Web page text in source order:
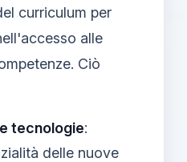
curriculum per
alle
Ciò
tecnologie:
delle nuove